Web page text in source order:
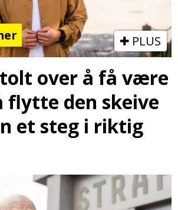
PLUS
over å få være
flytte den skeive
et steg i riktig